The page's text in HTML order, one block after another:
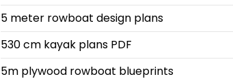
5 meter rowboat design plans
530 cm kayak plans PDF
5m plywood rowboat blueprints